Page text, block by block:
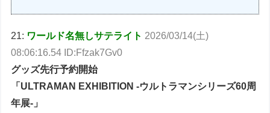
21: ワールド名無しサテライト 2026/03/14(土)
08:06:16.54 ID:Ffzak7Gv0
グッズ先行予約開始
「ULTRAMAN EXHIBITION -ウルトラマンシリーズ60周
年展-」